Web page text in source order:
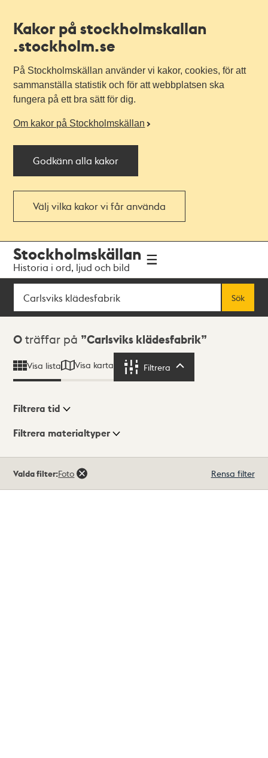
Kakor på stockholmskallan
.stockholm.se
På Stockholmskällan använder vi kakor, cookies, för att
sammanställa statistik och för att webbplatsen ska
fungera på ett bra sätt för dig.
Om kakor på Stockholmskällan
Godkänn alla kakor
Välj vilka kakor vi får använda
navigationen
huvudinnehållet
Stockholmskällan
Historia i ord, ljud och bild
Sök
Sök
Sökresultat
0 träffar på Carlsviks klädesfabrik
Visa lista Visa karta Filtrera
Visningsläge
Filtrera tid
Filtrera materialtyper
träffar
Valda filter:Foto Rensa filter